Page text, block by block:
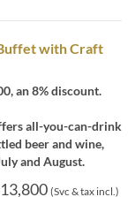
with Craft
an 8% discount.
all-you-can-drink
beer and wine,
and August.
(Svc & tax incl.)